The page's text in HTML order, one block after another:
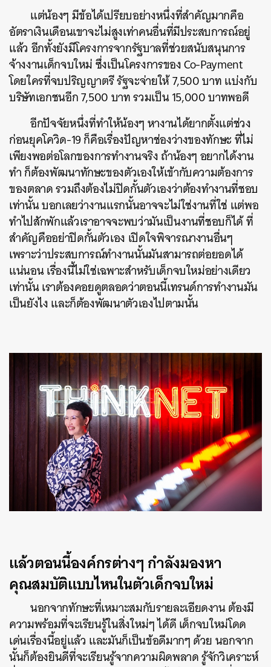
แต่น้องๆ มีข้อได้เปรียบอย่างหนึ่งที่สำคัญมากคือ
อัตราเงินเดือนเขาจะไม่สูงเท่าคนอื่นที่มีประสบการณ์อยู่
แล้ว อีกทั้งยังมีโครงการจากรัฐบาลที่ช่วยสนับสนุนการ
จ้างงานเด็กจบใหม่ ซึ่งเป็นโครงการของ Co-Payment
โดยใครที่จบปริญญาตรี รัฐจะจ่ายให้ 7,500 บาท แบ่งกับ
บริษัทเอกชนอีก 7,500 บาท รวมเป็น 15,000 บาทพอดี
อีกปัจจัยหนึ่งที่ทำให้น้องๆ หางานได้ยากตั้งแต่ช่วง
ก่อนยุคโควิด-19 ก็คือเรื่องปัญหาช่องว่างของทักษะ ที่ไม่
เพียงพอต่อโลกของการทำงานจริง ถ้าน้องๆ อยากได้งาน
ทำ ก็ต้องพัฒนาทักษะของตัวเองให้เข้ากับความต้องการ
ของตลาด รวมถึงต้องไม่ปิดกั้นตัวเองว่าต้องทำงานที่ชอบ
เท่านั้น บอกเลยว่างานแรกนั้นอาจจะไม่ใช่งานที่ใช่ แต่พอ
ทำไปสักพักแล้วเราอาจจะพบว่ามันเป็นงานที่ชอบก็ได้ ที่
สำคัญคืออย่าปิดกั้นตัวเอง เปิดใจพิจารณางานอื่นๆ
เพราะว่าประสบการณ์ทำงานนั้นมันสามารถต่อยอดได้
แน่นอน เรื่องนี้ไม่ใช่เฉพาะสำหรับเด็กจบใหม่อย่างเดียว
เท่านั้น เราต้องคอยดูตลอดว่าตอนนี้เทรนด์การทำงานมัน
เป็นยังไง และก็ต้องพัฒนาตัวเองไปตามนั้น
แล้วตอนนี้องค์กรต่างๆ กำลังมองหา
คุณสมบัติแบบไหนในตัวเด็กจบใหม่
นอกจากทักษะที่เหมาะสมกับรายละเอียดงาน ต้องมี
ความพร้อมที่จะเรียนรู้ในสิ่งใหม่ๆ ได้ดี เด็กจบใหม่โดด
เด่นเรื่องนี้อยู่แล้ว และมันก็เป็นข้อดีมากๆ ด้วย นอกจาก
นั้นก็ต้องยินดีที่จะเรียนรู้จากความผิดพลาด รู้จักวิเคราะห์
ค้นหา